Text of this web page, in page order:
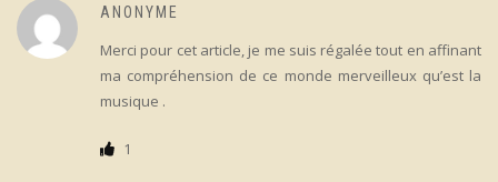
ANONYME
Merci pour cet article, je me suis régalée tout en affinant
ma compréhension de ce monde merveilleux qu’est la
musique .
1